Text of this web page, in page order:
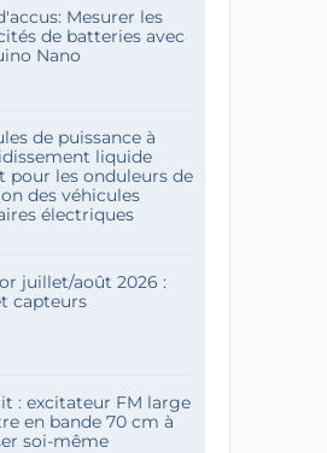
Mesurer les
de batteries avec
Nano
de puissance à
liquide
pour les onduleurs de
des véhicules
électriques
juillet/août 2026 :
capteurs
: excitateur FM large
en bande 70 cm à
soi-même